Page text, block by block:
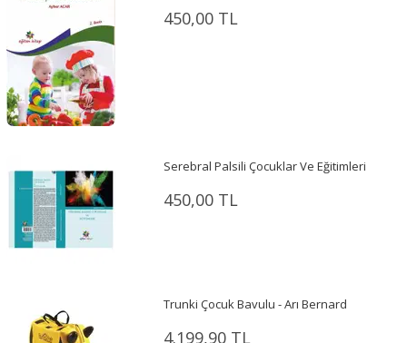
450,00 TL
Serebral Palsili Çocuklar Ve Eğitimleri
450,00 TL
Trunki Çocuk Bavulu - Arı Bernard
4.199,90 TL